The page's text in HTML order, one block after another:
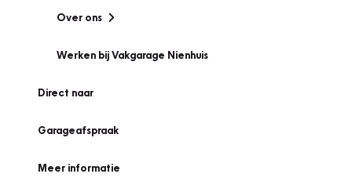
Over ons
Werken bij Vakgarage Nienhuis
Direct naar
Garageafspraak
Meer informatie